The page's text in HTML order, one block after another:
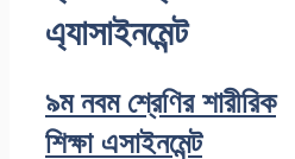
এ্যাসাইনমেন্ট
৯ম নবম শ্রেণির শারীরিক
শিক্ষা এসাইনমেন্ট